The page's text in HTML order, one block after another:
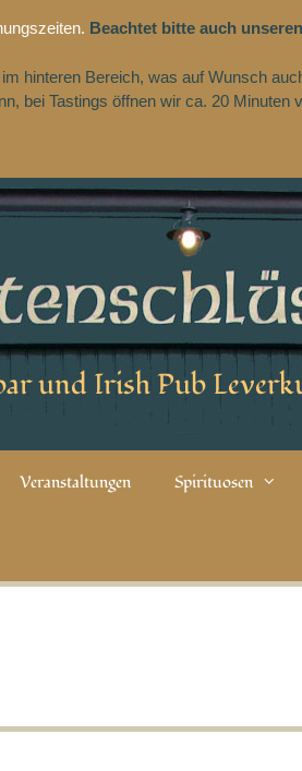
Beachtet bitte auch
hinteren Bereich, was auf Wunsch
bei Tastings öffnen wir ca. 20 Minuten
und Irish Pub
Veranstaltungen Spirituosen